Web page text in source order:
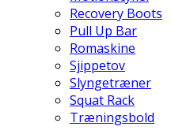
Recovery Boots
Pull Up Bar
Romaskine
Sjippetov
Slyngetræner
Squat Rack
Træningsbold